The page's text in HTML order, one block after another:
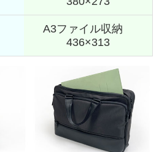
A3ファイル収納
436×313